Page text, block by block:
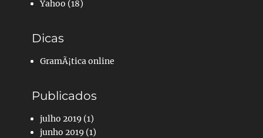
Yahoo (18)
Dicas
GramÃ¡tica online
Publicados
julho 2019 (1)
junho 2019 (1)